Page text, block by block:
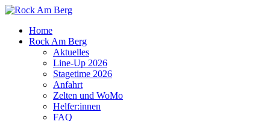
Home
Rock Am Berg
Aktuelles
Line-Up 2026
Stagetime 2026
Anfahrt
Zelten und WoMo
Helfer:innen
FAQ